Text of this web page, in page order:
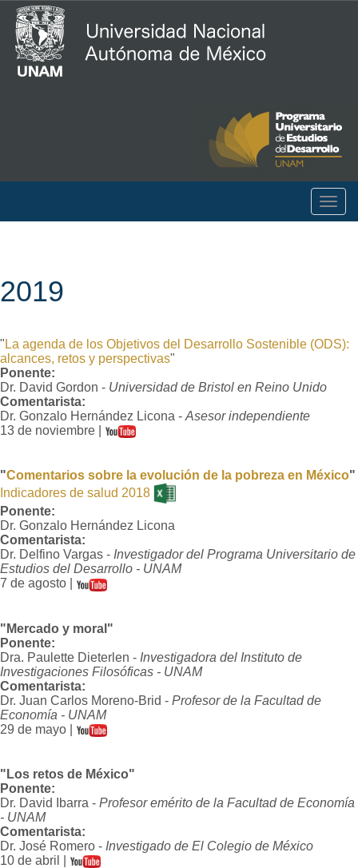
2019
" La agenda de los Objetivos del Desarrollo Sostenible (ODS):
alcances, retos y perspectivas"
Ponente:
Dr. David Gordon - Universidad de Bristol en Reino Unido
Comentarista:
Dr. Gonzalo Hernández Licona - Asesor independiente
13 de noviembre |
"Comentarios sobre la evolución de la pobreza en México"
Indicadores de salud 2018
Ponente:
Dr. Gonzalo Hernández Licona
Comentarista:
Dr. Delfino Vargas - Investigador del Programa Universitario de
Estudios del Desarrollo - UNAM
7 de agosto |
"Mercado y moral"
Ponente:
Dra. Paulette Dieterlen - Investigadora del Instituto de
Investigaciones Filosóficas - UNAM
Comentarista:
Dr. Juan Carlos Moreno-Brid - Profesor de la Facultad de
Economía - UNAM
29 de mayo |
"Los retos de México"
Ponente:
Dr. David Ibarra - Profesor emérito de la Facultad de Economía
- UNAM
Comentarista:
Dr. José Romero - Investigado de El Colegio de México
10 de abril |